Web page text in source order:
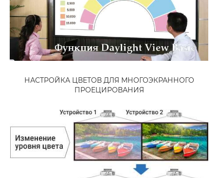
НАСТРОЙКА ЦВЕТОВ ДЛЯ МНОГОЭКРАННОГО
ПРОЕЦИРОВАНИЯ